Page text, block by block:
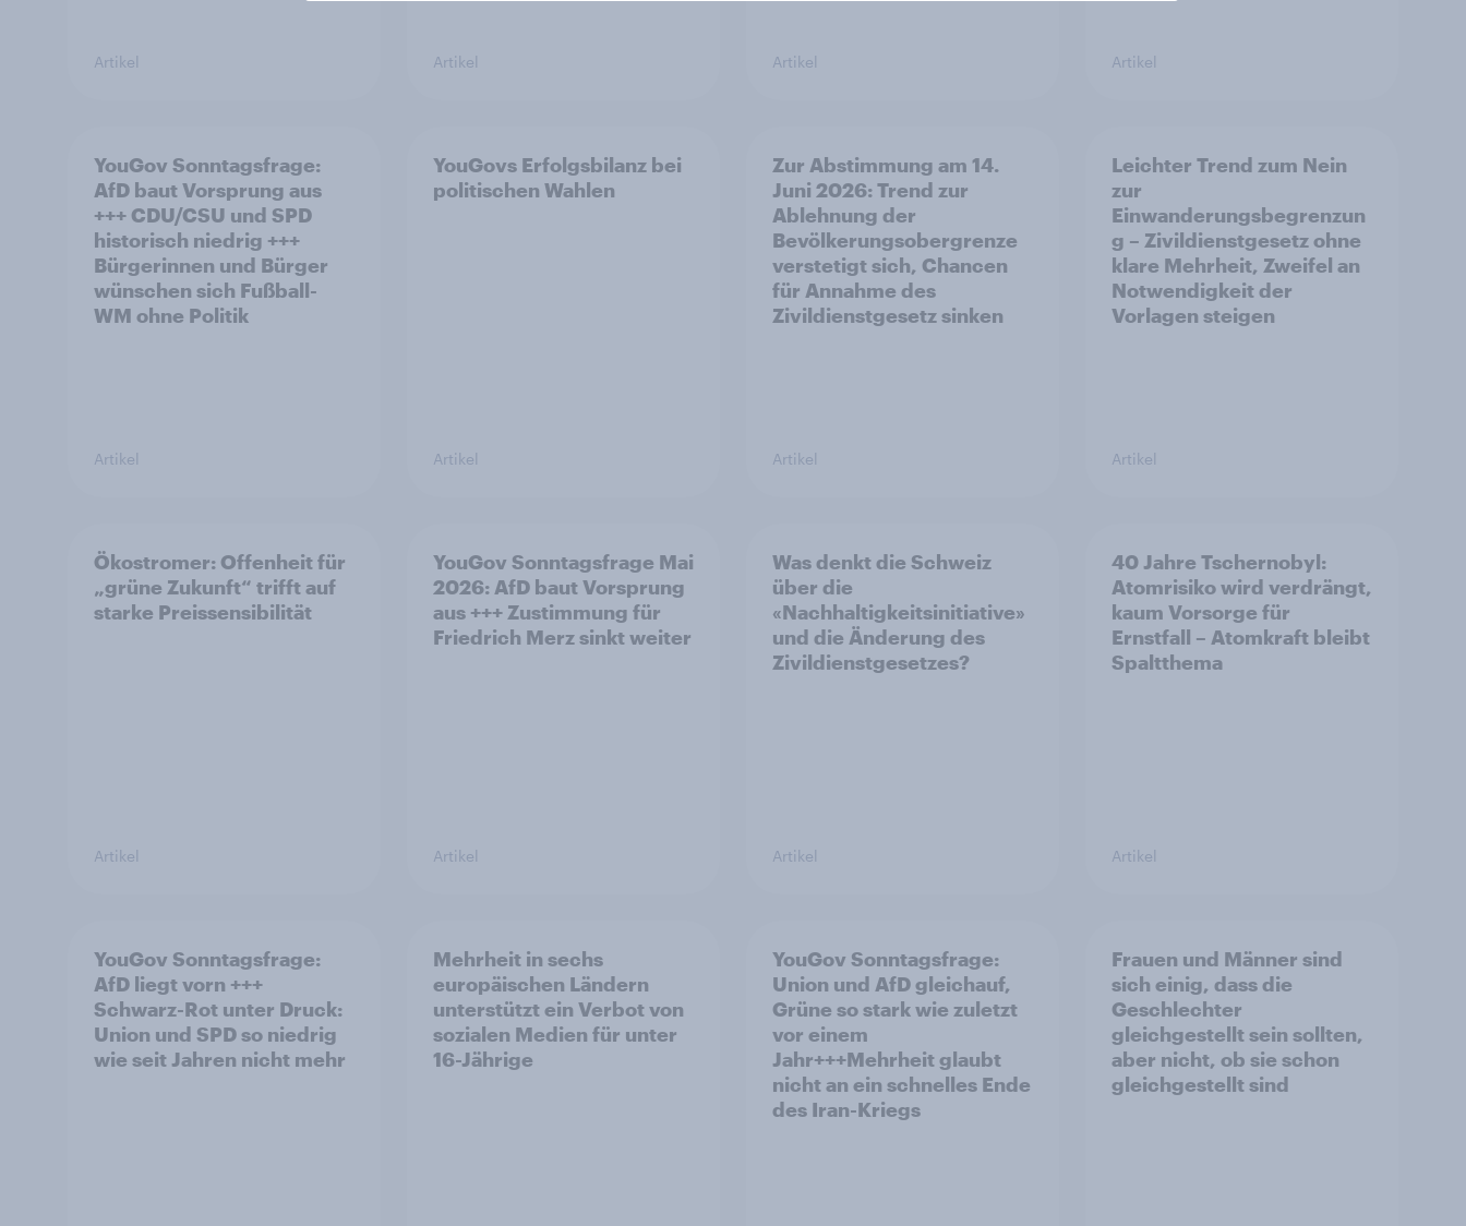
Artikel Artikel Artikel Artikel
YouGov Sonntagsfrage:
AfD baut Vorsprung aus
+++ CDU/CSU und SPD
historisch niedrig +++
Bürgerinnen und Bürger
wünschen sich Fußball-
WM ohne Politik
Artikel
YouGovs Erfolgsbilanz bei
politischen Wahlen
Artikel
Zur Abstimmung am 14.
Juni 2026: Trend zur
Ablehnung der
Bevölkerungsobergrenze
verstetigt sich, Chancen
für Annahme des
Zivildienstgesetz sinken
Artikel
Leichter Trend zum Nein
zur
Einwanderungsbegrenzun
g – Zivildienstgesetz ohne
klare Mehrheit, Zweifel an
Notwendigkeit der
Vorlagen steigen
Artikel
Ökostromer: Offenheit für
„grüne Zukunft“ trifft auf
starke Preissensibilität
Artikel
YouGov Sonntagsfrage Mai
2026: AfD baut Vorsprung
aus +++ Zustimmung für
Friedrich Merz sinkt weiter
Artikel
Was denkt die Schweiz
über die
«Nachhaltigkeitsinitiative»
und die Änderung des
Zivildienstgesetzes?
Artikel
40 Jahre Tschernobyl:
Atomrisiko wird verdrängt,
kaum Vorsorge für
Ernstfall – Atomkraft bleibt
Spaltthema
Artikel
YouGov Sonntagsfrage:
AfD liegt vorn +++
Schwarz-Rot unter Druck:
Union und SPD so niedrig
wie seit Jahren nicht mehr
Mehrheit in sechs
europäischen Ländern
unterstützt ein Verbot von
sozialen Medien für unter
16-Jährige
YouGov Sonntagsfrage:
Union und AfD gleichauf,
Grüne so stark wie zuletzt
vor einem
Jahr+++Mehrheit glaubt
nicht an ein schnelles Ende
des Iran-Kriegs
Frauen und Männer sind
sich einig, dass die
Geschlechter
gleichgestellt sein sollten,
aber nicht, ob sie schon
gleichgestellt sind